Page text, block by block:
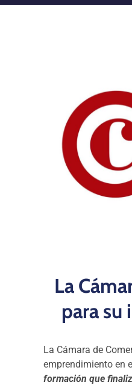
La
para su
La Cámara de
emprendimiento en
formación que